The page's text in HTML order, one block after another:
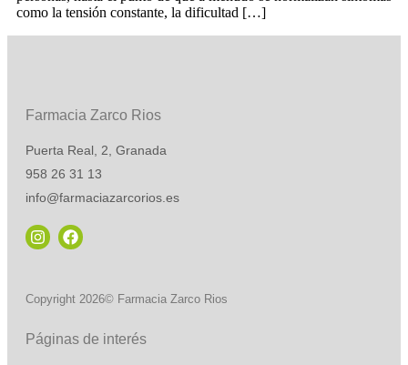
como la tensión constante, la dificultad […]
Farmacia Zarco Rios
Puerta Real, 2, Granada
958 26 31 13
info@farmaciazarcorios.es
Copyright 2026© Farmacia Zarco Rios
Páginas de interés